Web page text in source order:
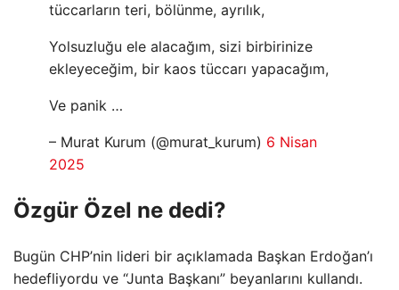
tüccarların teri, bölünme, ayrılık,
Yolsuzluğu ele alacağım, sizi birbirinize
ekleyeceğim, bir kaos tüccarı yapacağım,
Ve panik …
– Murat Kurum (@murat_kurum) 6 Nisan
2025
Özgür Özel ne dedi?
Bugün CHP’nin lideri bir açıklamada Başkan Erdoğan’ı
hedefliyordu ve “Junta Başkanı” beyanlarını kullandı.